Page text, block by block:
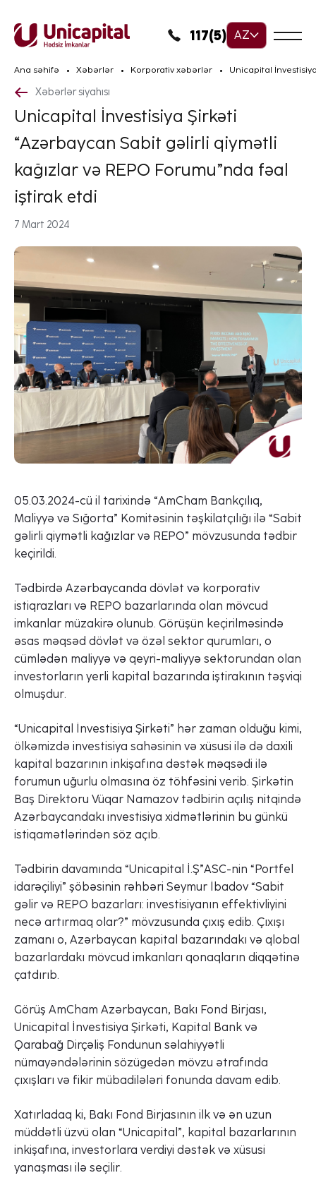
117(5) AZ
Ana səhifə Xəbərlər Korporativ xəbərlər Unicapital
Xəbərlər siyahısı
Unicapital İnvestisiya Şirkəti
“Azərbaycan Sabit gəlirli qiymətli
kağızlar və REPO Forumu”nda fəal
iştirak etdi
7 Mart 2024
05.03.2024-cü il tarixində “AmCham Bankçılıq,
Maliyyə və Sığorta” Komitəsinin təşkilatçılığı ilə “Sabit
gəlirli qiymətli kağızlar və REPO” mövzusunda tədbir
keçirildi.
Tədbirdə Azərbaycanda dövlət və korporativ
istiqrazları və REPO bazarlarında olan mövcud
imkanlar müzakirə olunub. Görüşün keçirilməsində
əsas məqsəd dövlət və özəl sektor qurumları, o
cümlədən maliyyə və qeyri-maliyyə sektorundan olan
investorların yerli kapital bazarında iştirakının təşviqi
olmuşdur.
“Unicapital İnvestisiya Şirkəti” hər zaman olduğu kimi,
ölkəmizdə investisiya sahəsinin və xüsusi ilə də daxili
kapital bazarının inkişafına dəstək məqsədi ilə
forumun uğurlu olmasına öz töhfəsini verib. Şirkətin
Baş Direktoru Vüqar Namazov tədbirin açılış nitqində
Azərbaycandakı investisiya xidmətlərinin bu günkü
istiqamətlərindən söz açıb.
Tədbirin davamında “Unicapital İ.Ş”ASC-nin “Portfel
idarəçiliyi” şöbəsinin rəhbəri Seymur İbadov “Sabit
gəlir və REPO bazarları: investisiyanın effektivliyini
necə artırmaq olar?” mövzusunda çıxış edib. Çıxışı
zamanı o, Azərbaycan kapital bazarındakı və qlobal
bazarlardakı mövcud imkanları qonaqların diqqətinə
çatdırıb.
Görüş AmCham Azərbaycan, Bakı Fond Birjası,
Unicapital İnvestisiya Şirkəti, Kapital Bank və
Qarabağ Dirçəliş Fondunun səlahiyyətli
nümayəndələrinin sözügedən mövzu ətrafında
çıxışları və fikir mübadilələri fonunda davam edib.
Xatırladaq ki, Bakı Fond Birjasının ilk və ən uzun
müddətli üzvü olan “Unicapital”, kapital bazarlarının
inkişafına, investorlara verdiyi dəstək və xüsusi
yanaşması ilə seçilir.